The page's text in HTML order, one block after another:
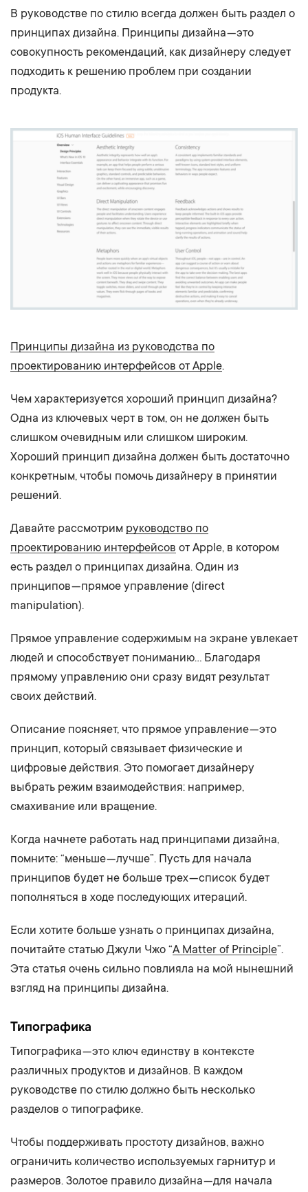
В руководстве по стилю всегда должен быть раздел о
принципах дизайна. Принципы дизайна — это
совокупность рекомендаций, как дизайнеру следует
подходить к решению проблем при создании
продукта.
Принципы дизайна из руководства по
проектированию интерфейсов от Apple.
Чем характеризуется хороший принцип дизайна?
Одна из ключевых черт в том, он не должен быть
слишком очевидным или слишком широким.
Хороший принцип дизайна должен быть достаточно
конкретным, чтобы помочь дизайнеру в принятии
решений.
Давайте рассмотрим руководство по
проектированию интерфейсов от Apple, в котором
есть раздел о принципах дизайна. Один из
принципов — прямое управление (direct
manipulation).
Прямое управление содержимым на экране увлекает
людей и способствует пониманию… Благодаря
прямому управлению они сразу видят результат
своих действий.
Описание поясняет, что прямое управление — это
принцип, который связывает физические и
цифровые действия. Это помогает дизайнеру
выбрать режим взаимодействия: например,
смахивание или вращение.
Когда начнете работать над принципами дизайна,
помните: “меньше — лучше”. Пусть для начала
принципов будет не больше трех — список будет
пополняться в ходе последующих итераций.
Если хотите больше узнать о принципах дизайна,
почитайте статью Джули Чжо “A Matter of Principle”.
Эта статья очень сильно повлияла на мой нынешний
взгляд на принципы дизайна.
Типографика
Типографика — это ключ единству в контексте
различных продуктов и дизайнов. В каждом
руководстве по стилю должно быть несколько
разделов о типографике.
Чтобы поддерживать простоту дизайнов, важно
ограничить количество используемых гарнитур и
размеров. Золотое правило дизайна — для начала